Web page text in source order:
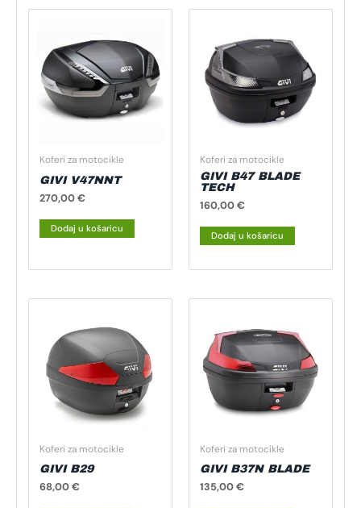
Koferi za motocikle
GIVI V47NNT
270,00€
Dodaj u košaricu
Koferi za motocikle
GIVI B47 BLADE
TECH
160,00€
Dodaj u košaricu
Koferi za motocikle
GIVI B29
68,00€
Koferi za motocikle
GIVI B37N BLADE
135,00€